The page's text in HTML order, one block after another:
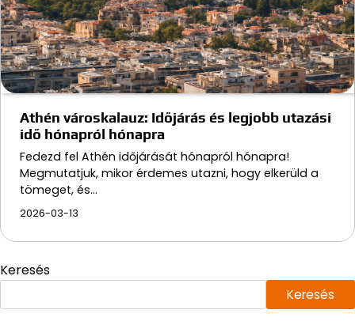
Athén városkalauz: Időjárás és legjobb utazási
idő hónapról hónapra
Fedezd fel Athén időjárását hónapról hónapra!
Megmutatjuk, mikor érdemes utazni, hogy elkerüld a
tömeget, és…
2026-03-13
Keresés
Keresés